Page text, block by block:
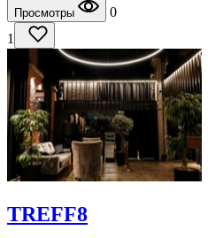
Просмотры
0
1
TREFF8